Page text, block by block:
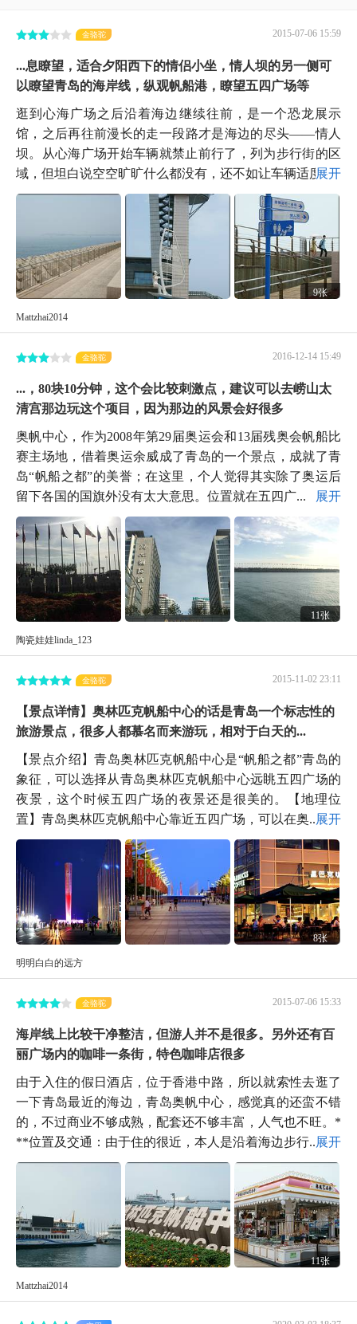
2015-07-06 15:59
金骆驼
...息瞭望，适合夕阳西下的情侣小坐，情人坝的另一侧可
以瞭望青岛的海岸线，纵观帆船港，瞭望五四广场等
逛到心海广场之后沿着海边继续往前，是一个恐龙展示
馆，之后再往前漫长的走一段路才是海边的尽头——情人
坝。从心海广场开始车辆就禁止前行了，列为步行街的区
域，但坦白说空空旷旷什么都没有，还不如让车辆适度...
展开
9张
Mattzhai2014
2016-12-14 15:49
金骆驼
...，80块10分钟，这个会比较刺激点，建议可以去崂山太
清宫那边玩这个项目，因为那边的风景会好很多
奥帆中心，作为2008年第29届奥运会和13届残奥会帆船比
赛主场地，借着奥运余威成了青岛的一个景点，成就了青
岛“帆船之都”的美誉；在这里，个人觉得其实除了奥运后
留下各国的国旗外没有太大意思。位置就在五四广...
展开
11张
陶瓷娃娃linda_123
2015-11-02 23:11
金骆驼
【景点详情】奥林匹克帆船中心的话是青岛一个标志性的
旅游景点，很多人都慕名而来游玩，相对于白天的...
【景点介绍】青岛奥林匹克帆船中心是“帆船之都”青岛的
象征，可以选择从青岛奥林匹克帆船中心远眺五四广场的
夜景，这个时候五四广场的夜景还是很美的。【地理位
置】青岛奥林匹克帆船中心靠近五四广场，可以在奥...展开
8张
明明白白的远方
2015-07-06 15:33
金骆驼
海岸线上比较干净整洁，但游人并不是很多。另外还有百
丽广场内的咖啡一条街，特色咖啡店很多
由于入住的假日酒店，位于香港中路，所以就索性去逛了
一下青岛最近的海边，青岛奥帆中心，感觉真的还蛮不错
的，不过商业不够成熟，配套还不够丰富，人气也不旺。*
**位置及交通：由于住的很近，本人是沿着海边步行...展开
11张
Mattzhai2014